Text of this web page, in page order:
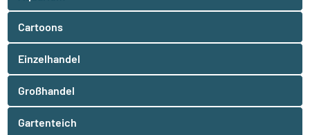
Cartoons
Einzelhandel
Großhandel
Gartenteich